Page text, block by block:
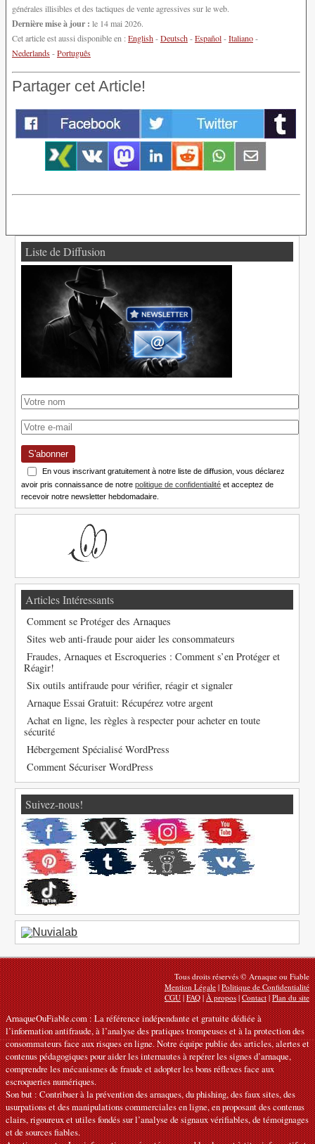
générales illisibles et des tactiques de vente agressives sur le web.
Dernière mise à jour : le 14 mai 2026.
Cet article est aussi disponible en :English-Deutsch-Español-Italiano-
Nederlands-Português
Partager cet Article!
Liste de Diffusion
S'abonner
En vous inscrivant gratuitement à notre liste de diffusion, vous déclarez
avoir pris connaissance de notrepolitique de confidentialité et acceptez de
recevoir notre newsletter hebdomadaire.
Articles Intéressants
Comment se Protéger des Arnaques
Sites web anti-fraude pour aider les consommateurs
Fraudes, Arnaques et Escroqueries : Comment s’en Protéger et
Réagir!
Six outils antifraude pour vérifier, réagir et signaler
Arnaque Essai Gratuit: Récupérez votre argent
Achat en ligne, les règles à respecter pour acheter en toute
sécurité
Hébergement Spécialisé WordPress
Comment Sécuriser WordPress
Suivez-nous!
Tous droits réservés © Arnaque ou Fiable
Mention Légale|Politique de Confidentialité
CGU|FAQ|À propos|Contact|Plan du site
ArnaqueOuFiable.com : La référence indépendante et gratuite dédiée à
l’information antifraude, à l’analyse des pratiques trompeuses et à la protection des
consommateurs face aux risques en ligne. Notre équipe publie des articles, alertes et
contenus pédagogiques pour aider les internautes à repérer les signes d’arnaque,
comprendre les mécanismes de fraude et adopter les bons réflexes face aux
escroqueries numériques.
Son but : Contribuer à la prévention des arnaques, du phishing, des faux sites, des
usurpations et des manipulations commerciales en ligne, en proposant des contenus
clairs, rigoureux et utiles fondés sur l’analyse de signaux vérifiables, de témoignages
et de sources fiables.